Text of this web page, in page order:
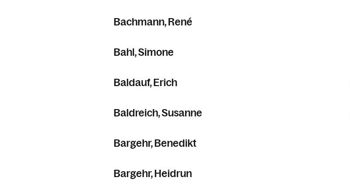
Bachmann, René
Bahl, Simone
Baldauf, Erich
Baldreich, Susanne
Bargehr, Benedikt
Bargehr, Heidrun